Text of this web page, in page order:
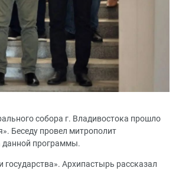
собора г. Владивостока прошло
Беседу провел митрополит
данной программы.
Архипастырь рассказал